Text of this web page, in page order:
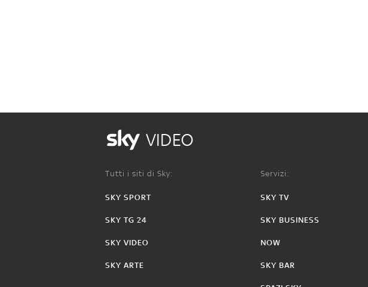
VIDEO
Tutti i siti di Sky:
SKY SPORT
SKY TG 24
SKY VIDEO
SKY ARTE
Servizi:
SKY TV
SKY BUSINESS
NOW
SKY BAR